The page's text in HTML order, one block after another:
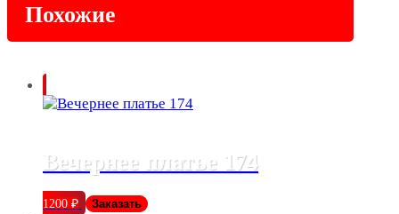
Похожие
Вечернее платье 174
1200 ₽ Заказать